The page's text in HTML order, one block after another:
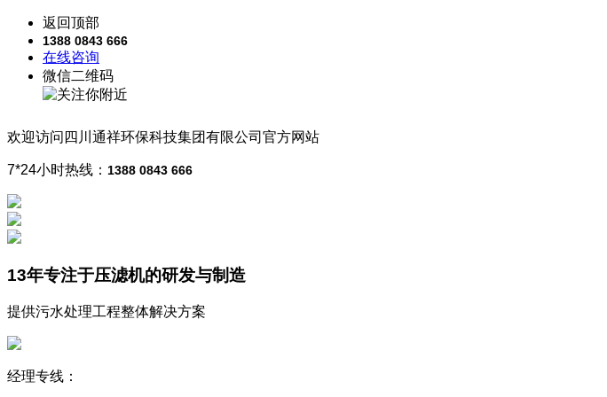
返回顶部
1388 0843 666
在线咨询
微信二维码
欢迎访问 四川通祥环保科技集团有限公司 官方网站
7*24小时热线： 1388 0843 666
13年专注于压滤机的研发与制造
提供污水处理工程整体解决方案
经理专线：